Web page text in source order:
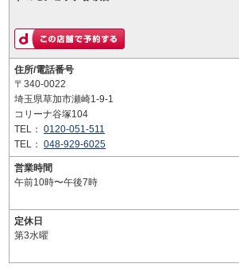
住所/電話番号
〒340-0022
埼玉県草加市瀬崎1-9-1
コリーナ谷塚104
TEL： 0120-051-511
TEL： 048-929-6025
営業時間
午前10時〜午後7時
定休日
第3水曜